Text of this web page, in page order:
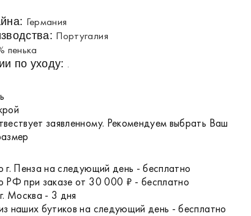
Германия
Португалия
пенька
по уходу: .
заявленному. Рекомендуем выбрать Ваш
г. Пенза на следующий день - бесплатно
РФ при заказе от 30 000 ₽ - бесплатно
Москва - 3 дня
наших бутиков на следующий день - бесплатно